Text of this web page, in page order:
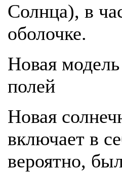
Солнца), в
оболочке.
Новая
полей
Новая
включает в
вероятно,